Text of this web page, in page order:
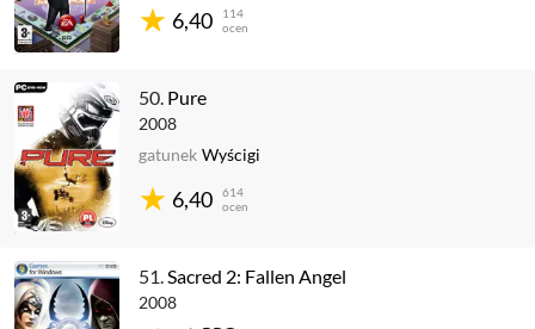
6,40
114
ocen
50. Pure
2008
6,40
614
ocen
gatunek Wyścigi
51.Sacred 2: Fallen Angel
2008